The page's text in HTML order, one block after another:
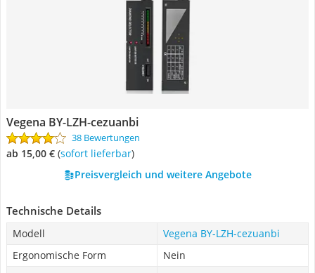
Vegena ‎BY-LZH-cezuanbi
38 Bewertungen
ab 15,00 € ( Sofort lieferbar)
Preisvergleich und weitere Angebote
Technische Details
Modell
Vegena ‎BY-LZH-cezuanbi
Ergonomische Form
Nein